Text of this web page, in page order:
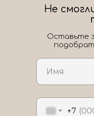
+7
Не
Оставьте